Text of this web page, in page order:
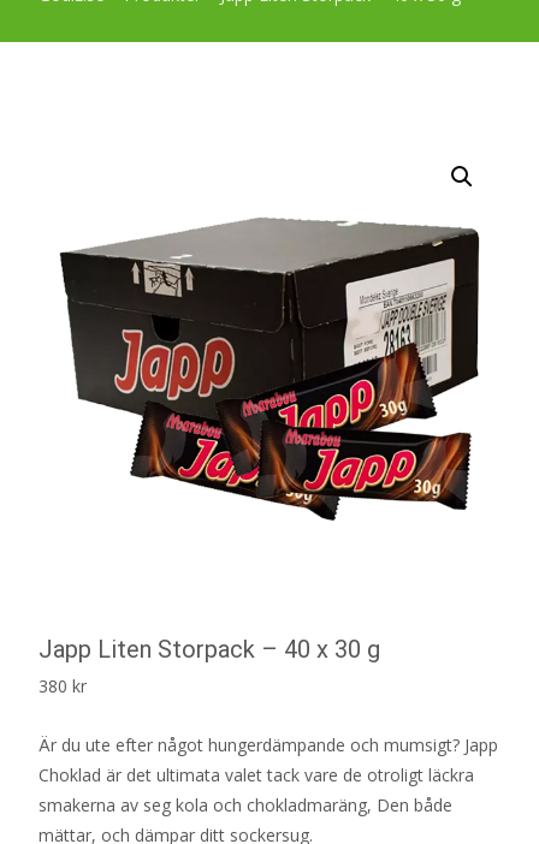
Japp Liten Storpack – 40 x 30 g
380 kr
Är du ute efter något hungerdämpande och mumsigt? Japp
Choklad är det ultimata valet tack vare de otroligt läckra
smakerna av seg kola och chokladmaräng, Den både
mättar, och dämpar ditt sockersug.